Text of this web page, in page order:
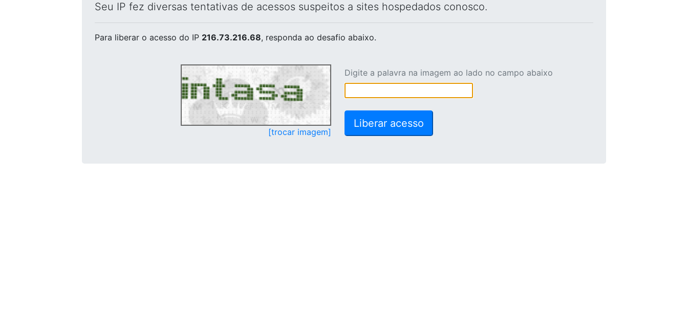
Seu IP fez diversas tentativas de acessos suspeitos a sites hospedados conosco.
Para liberar o acesso do IP 216.73.216.68, responda ao desafio abaixo.
[trocar imagem]
Digite a palavra na imagem ao lado no campo abaixo